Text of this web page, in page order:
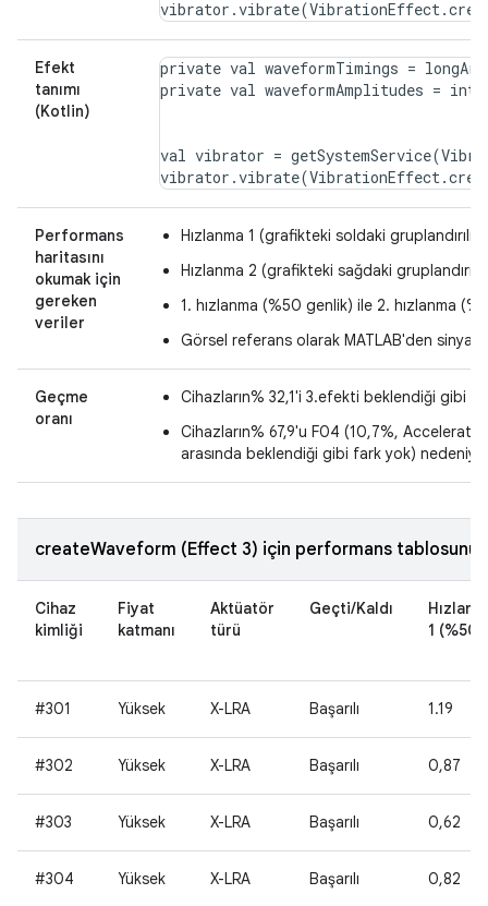
Efekt
tanımı
(Kotlin)
private val waveformTimings =
val vibrator =
Performans
haritasını
okumak için
gereken
veriler
Hızlanma 1 (grafikteki soldaki
Hızlanma 2 (grafikteki sağdaki
1. hızlanma (%50 genlik) ile 2. hızlanma
Görsel referans olarak MATLAB'den sinyal
Geçme
oranı
Cihazların% 32,1'i 3.efekti beklendiği gibi
Cihazların% 67,9'u F04 (10,7%,
arasında beklendiği gibi fark yok) nedeniyle
createWaveform (Effect 3) için performans tablosunu
Cihaz
kimliği
Fiyat
katmanı
Aktüatör
türü
Geçti/Kaldı
1 (%50)
#301 Yüksek X-LRA Başarılı 1.19
#302 Yüksek X-LRA Başarılı 0,87
#303 Yüksek X-LRA Başarılı 0,62
#304 Yüksek X-LRA Başarılı 0,82